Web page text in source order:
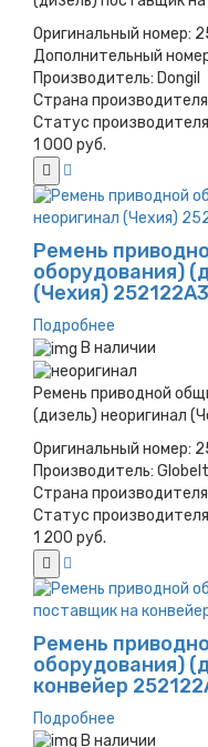
Оригинальный номер:
Дополнительный
Производитель: Dongil
Страна
Статус
1 000 руб.
Ремень
оборудования)
(Чехия)
Подробнее
В наличии
Ремень приводной
(дизель) неоригинал
Оригинальный номер:
Производитель: Globelt
Страна
Статус
1 200 руб.
Ремень
оборудования)
конвейер
Подробнее
В наличии